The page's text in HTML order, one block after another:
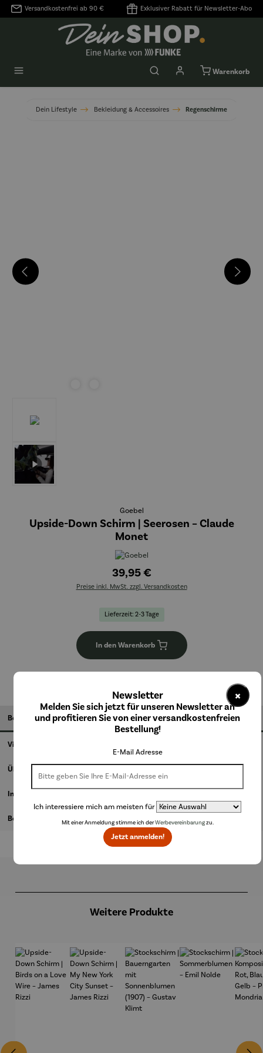
springen
Versandkostenfrei ab 90 € Exklusiver Rabatt für Newsletter-Abo
Warenkorb
Dein Lifestyle Bekleidung & Accessoires Regenschirme
Goebel
Upside-Down Schirm | Seerosen – Claude
Monet
39,95 €
Preise inkl. MwSt. zzgl. Versandkosten
Lieferzeit: 2-3 Tage
In den Warenkorb
Beschreibung
Videos
Über den Künstler
Informationen zum Hersteller
Bewertungen
Weitere Produkte
×
Newsletter
Melden Sie sich jetzt für unseren Newsletter an
und profitieren Sie von einer versandkostenfreien
Bestellung!
E-Mail Adresse
Ich interessiere mich am meisten für
Mit einer Anmeldung stimme ich derWerbevereinbarungzu.
Jetzt anmelden!